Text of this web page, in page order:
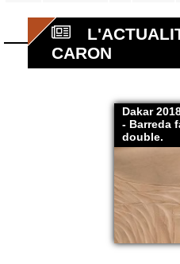
CARON
Dakar
- Barreda
double.